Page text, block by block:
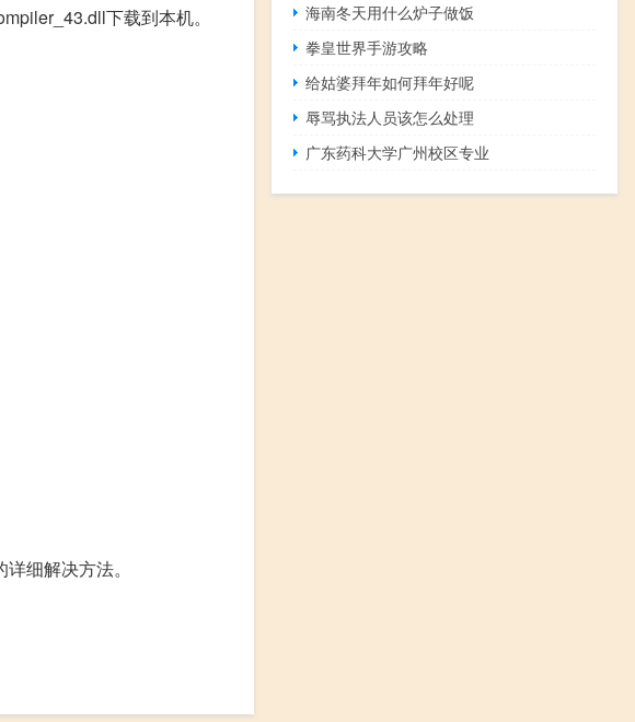
下载到本机。
细解决方法。
海南冬天用什么炉子做饭
拳皇世界手游攻略
给姑婆拜年如何拜年好呢
辱骂执法人员该怎么处理
广东药科大学广州校区专业